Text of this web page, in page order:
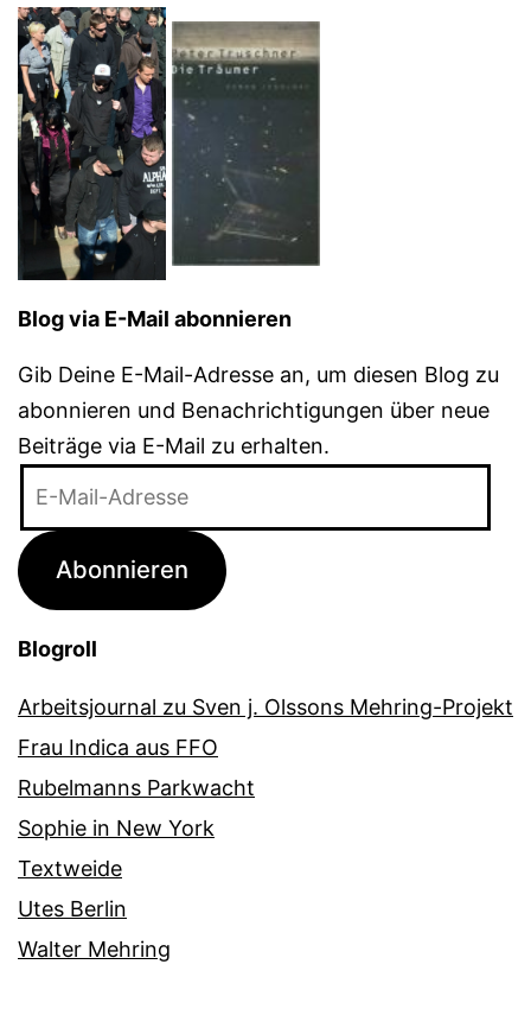
Blog via E-Mail abonnieren
Gib Deine E-Mail-Adresse an, um diesen Blog zu
abonnieren und Benachrichtigungen über neue
Beiträge via E-Mail zu erhalten.
Adresse
Abonnieren
Blogroll
Arbeitsjournal zu Sven j. Olssons Mehring-Projekt
Frau Indica aus FFO
Rubelmanns Parkwacht
Sophie in New York
Textweide
Utes Berlin
Walter Mehring